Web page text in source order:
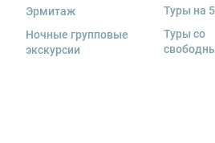
отмены экскурсии все
9. На ряд экскурсий
сохранность оборудования
экскурсанта. В случае
стоимость комплекта в
Внимание! В составе
интерьеры могут быть
Эрмитаж
Ночные групповые
экскурсии
Туры на
Туры со